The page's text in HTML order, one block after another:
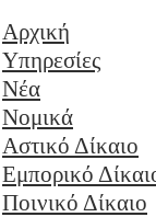
Αρχική
Υπηρεσίες
Νέα
Νομικά
Αστικό Δίκαιο
Εμπορικό
Ποινικό Δίκαιο